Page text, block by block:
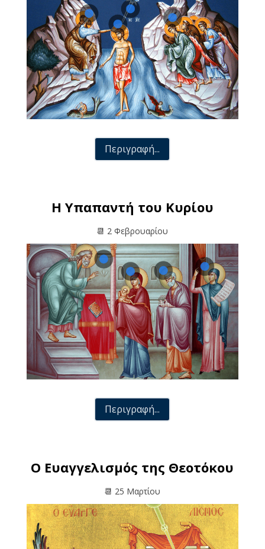
Περιγραφή...
Η Υπαπαντή του Κυρίου
📆 2 Φεβρουαρίου
Περιγραφή...
Ο Ευαγγελισμός της Θεοτόκου
📆 25 Μαρτίου